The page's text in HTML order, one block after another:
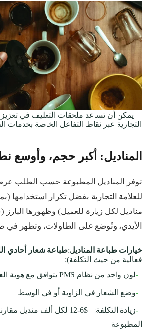
يمكن أن تساعد ملحقات التغليف في تعزيز
التجارية عبر نقاط التفاعل الخاصة بخدمات
المناديل: أكبر حجم، وأوسع
توفر المناديل المطبوعة حسب الطلب عرضًا
مناديل لكل زيارة للعميل) وظهورها
الأيدي، وتُوضع على الطاولات، وتظهر في
خيارات طباعة المناديل:طباعة شعار أحادي
فعالية من حيث التكلفة):
-لون واحد من نظام PMS يتوافق مع هوية العلامة التجارية
-وضع الشعار في الزاوية أو في الوسط
-
زيادة التكلفة: +$6-12 لكل ألف
المطبوعة